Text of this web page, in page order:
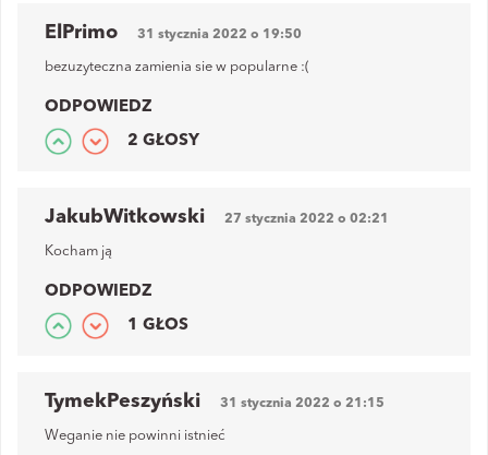
ElPrimo 31 stycznia 2022 o 19:50
bezuzyteczna zamienia sie w popularne :(
ODPOWIEDZ
2 GŁOSY
JakubWitkowski 27 stycznia 2022 o 02:21
Kocham ją
ODPOWIEDZ
1 GŁOS
TymekPeszyński 31 stycznia 2022 o 21:15
Weganie nie powinni istnieć